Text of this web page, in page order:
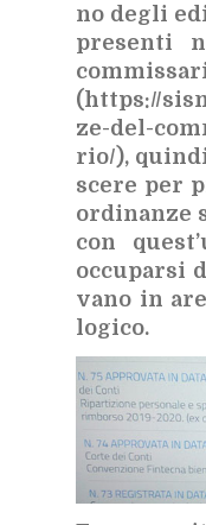
no de­gli
pre­sen­ti
(https://​
ze-del-
rio/),
sce­re per
or­di­nan­ze
con
oc­cu­par­si
va­no in
lo­gi­co.